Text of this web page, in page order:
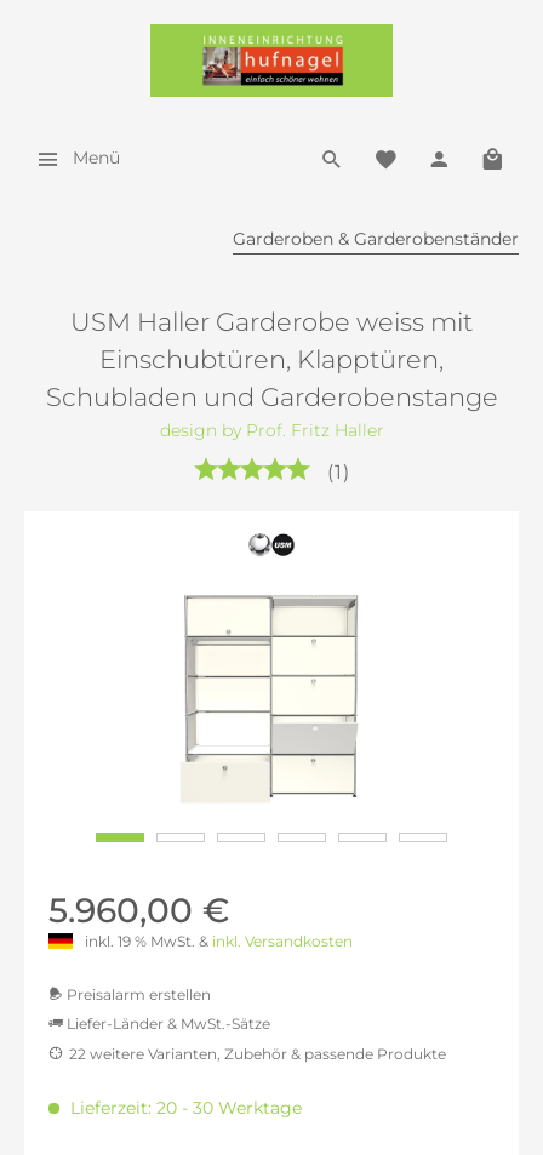
Menü
Garderoben & Garderobenständer
USM Haller Garderobe weiss mit
Einschubtüren, Klapptüren,
Schubladen und Garderobenstange
design by Prof. Fritz Haller
(1 )
5.960,00 €
inkl. 19 % MwSt. & inkl. Versandkosten
Preisalarm erstellen
Liefer-Länder & MwSt.-Sätze
inkl. 16% MwSt.: 5.809,75 €
inkl. 20% MwSt.: 6.010,08 €
22 weitere Varianten, Zubehör & passende Produkte
Lieferzeit: 20 - 30 Werktage